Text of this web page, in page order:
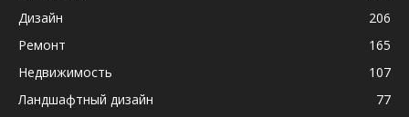
Дизайн
206
Ремонт
165
Недвижимость
107
Ландшафтный дизайн
77